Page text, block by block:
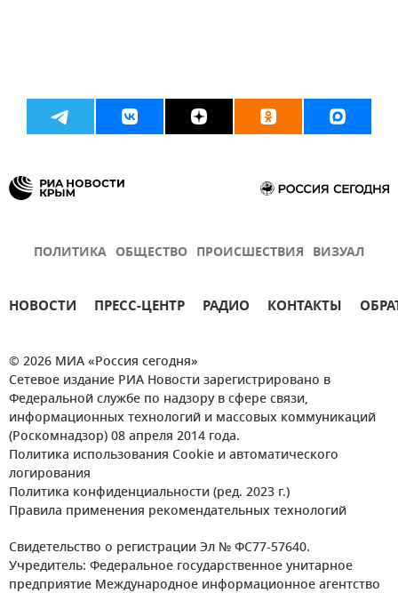
ПОЛИТИКА ОБЩЕСТВО ПРОИСШЕСТВИЯ ВИЗУАЛ
НОВОСТИ ПРЕСС-ЦЕНТР РАДИО КОНТАКТЫ
© 2026 МИА «Россия сегодня»
Сетевое издание РИА Новости зарегистрировано в
Федеральной службе по надзору в сфере связи,
информационных технологий и массовых коммуникаций
(Роскомнадзор) 08 апреля 2014 года.
Политика использования Cookie и автоматического
логирования
Политика конфиденциальности (ред. 2023 г.)
Правила применения рекомендательных технологий
Свидетельство о регистрации Эл № ФС77-57640.
Учредитель: Федеральное государственное унитарное
предприятие Международное информационное агентство